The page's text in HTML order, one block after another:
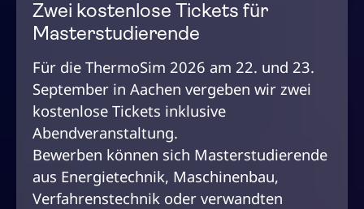
Zwei kostenlose Tickets für
Masterstudierende
Für die ThermoSim 2026 am 22. und 23.
September in Aachen vergeben wir zwei
kostenlose Tickets inklusive
Abendveranstaltung.
Bewerben können sich Masterstudierende
aus Energietechnik, Maschinenbau,
Verfahrenstechnik oder verwandten